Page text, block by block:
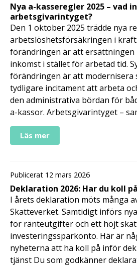
Nya a-kasseregler 2025 – vad
arbetsgivarintyget?
Den 1 oktober 2025 trädde nya
arbetslöshetsförsäkringen i
förändringen är att ersättningen
inkomst i stället för arbetad tid.
förändringen är att modernisera
tydligare incitament att arbeta
den administrativa bördan för
a-kassor. Arbetsgivarintyget –
Läs mer
Publicerat 12 mars 2026
Deklaration 2026: Har du koll
I årets deklaration möts många
Skatteverket. Samtidigt införs
för ränteutgifter och ett höjt
investeringssparkonto. Här är
nyheterna att ha koll på inför
tjänst Du som godkänner